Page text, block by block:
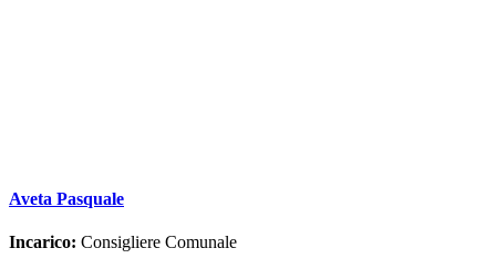
Aveta Pasquale
Incarico: Consigliere Comunale